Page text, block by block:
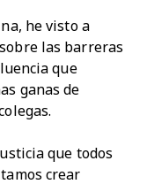
he visto a
las barreras
que
ganas de
que todos
crear